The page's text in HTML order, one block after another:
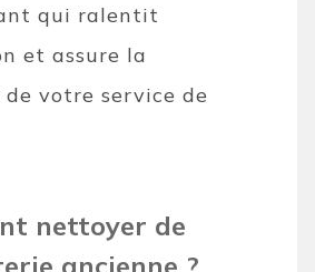
qui ralentit
et assure la
votre service de
nettoyer de
ancienne ?